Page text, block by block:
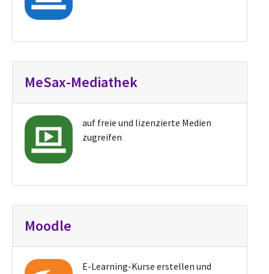
MeSax-Mediathek
auf freie und lizenzierte Medien
zugreifen
Moodle
E-Learning-Kurse erstellen und